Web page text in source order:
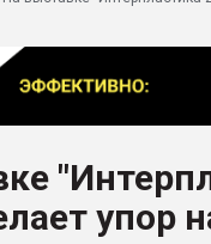
на
упор